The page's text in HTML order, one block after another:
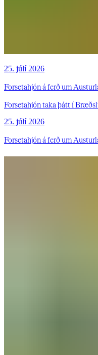
25. júlí 2026
Forsetahjón á ferð um
Forsetahjón taka þátt í
25. júlí 2026
Forsetahjón á ferð um